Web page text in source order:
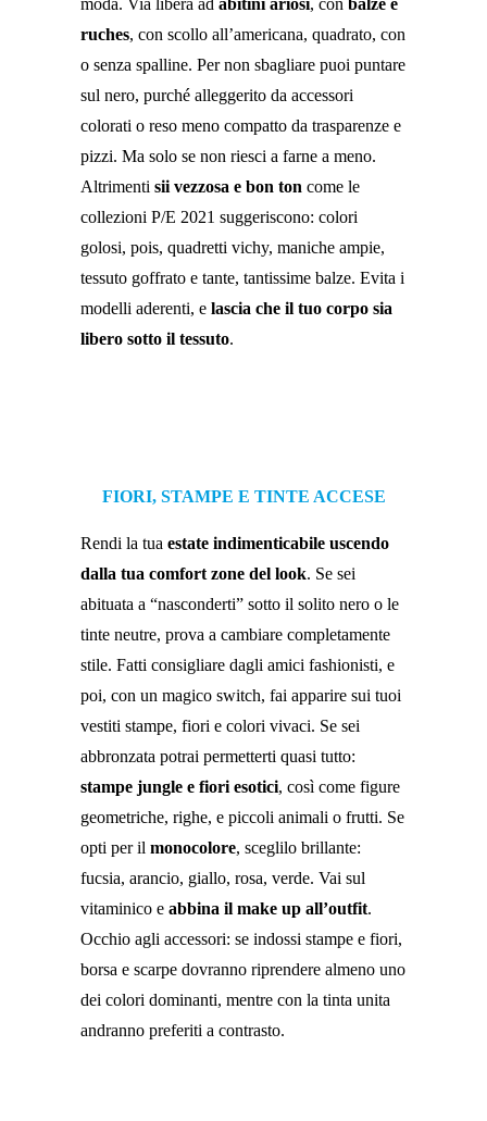
moda. Via libera ad abitini ariosi, con balze e
ruches, con scollo all’americana, quadrato, con
o senza spalline. Per non sbagliare puoi puntare
sul nero, purché alleggerito da accessori
colorati o reso meno compatto da trasparenze e
pizzi. Ma solo se non riesci a farne a meno.
Altrimenti sii vezzosa e bon ton come le
collezioni P/E 2021 suggeriscono: colori
golosi, pois, quadretti vichy, maniche ampie,
tessuto goffrato e tante, tantissime balze. Evita i
modelli aderenti, e lascia che il tuo corpo sia
libero sotto il tessuto.
FIORI, STAMPE E TINTE ACCESE
Rendi la tua estate indimenticabile uscendo
dalla tua comfort zone del look. Se sei
abituata a “nasconderti” sotto il solito nero o le
tinte neutre, prova a cambiare completamente
stile. Fatti consigliare dagli amici fashionisti, e
poi, con un magico switch, fai apparire sui tuoi
vestiti stampe, fiori e colori vivaci. Se sei
abbronzata potrai permetterti quasi tutto:
stampe jungle e fiori esotici, così come figure
geometriche, righe, e piccoli animali o frutti. Se
opti per il monocolore, sceglilo brillante:
fucsia, arancio, giallo, rosa, verde. Vai sul
vitaminico e abbina il make up all’outfit.
Occhio agli accessori: se indossi stampe e fiori,
borsa e scarpe dovranno riprendere almeno uno
dei colori dominanti, mentre con la tinta unita
andranno preferiti a contrasto.